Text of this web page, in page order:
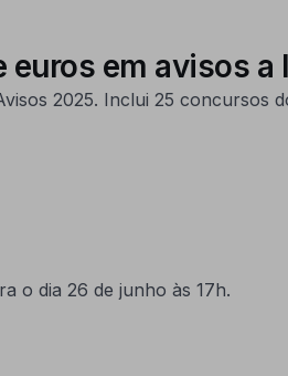
euros em avisos
2025. Inclui 25 concursos
o dia 26 de junho às 17h.